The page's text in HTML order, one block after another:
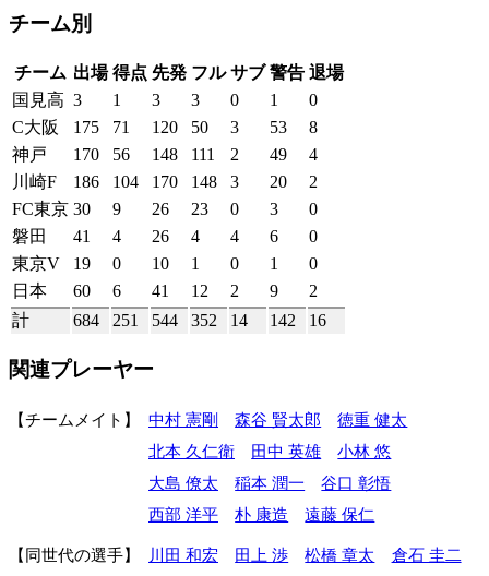
チーム別
チーム 出場 得点 先発 フル サブ 警告 退場
国見高 3 1 3 3 0 1
0
C大阪
175 71 120 50 3 53
8
神戸
170 56 148 111 2 49
4
川崎F
186 104 170 148 3 20
2
FC東京 30 9 26 23 0 3
0
磐田
41 4 26 4 4 6
0
東京V
19 0 10 1 0 1
0
日本
60 6 41 12 2 9
2
計
684 251 544 352 14 142 16
関連プレーヤー
チームメイト 中村 憲剛 森谷 賢太郎
徳重 健太
北本 久仁衛
田中 英雄
小林 悠
大島 僚太
稲本 潤一
谷口 彰悟
西部 洋平
朴 康造 遠藤 保仁
同世代の選手 川田 和宏 田上 渉 松橋 章太
倉石 圭二